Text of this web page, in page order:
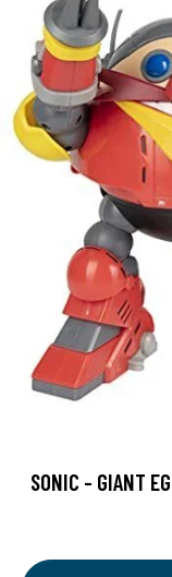
SONIC - GIANT